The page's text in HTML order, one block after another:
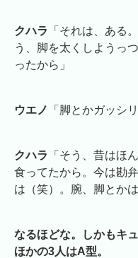
クハラ
「それは、ある
う、脚を太くしようっ
ったから」
ウエノ 「脚とかガッシ
クハラ
「そう、昔はほ
食ってたから。今は勘
は（笑）。腕、脚とか
なるほどな。しかもキ
ほかの3人はA型。